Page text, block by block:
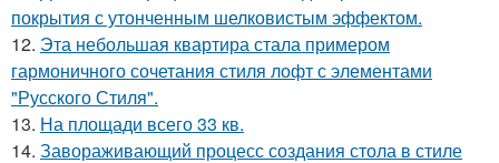
покрытия с утонченным шелковистым эффектом.
12. Эта небольшая квартира стала примером
гармоничного сочетания стиля лофт с элементами
"Русского Стиля".
13. На площади всего 33 кв.
14. Завораживающий процесс создания стола в стиле